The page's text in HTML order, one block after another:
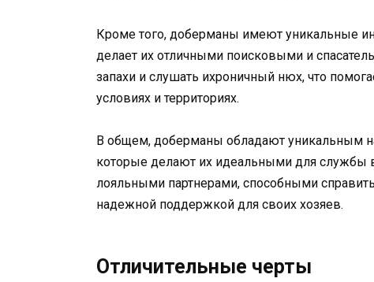
Кроме того, доберманы имеют уникальные
делает их отличными поисковыми и
запахи и слушать ихроничный нюх, что
условиях и территориях.
В общем, доберманы обладают уникальным
которые делают их идеальными для службы
лояльными партнерами, способными
надежной поддержкой для своих хозяев.
Отличительные черты